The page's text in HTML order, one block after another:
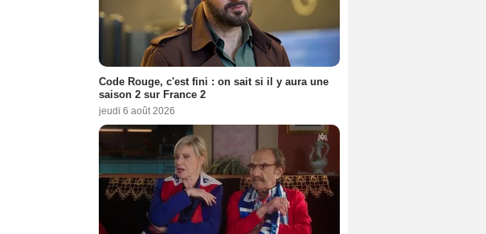
Code Rouge, c'est fini : on sait si il y aura une
saison 2 sur France 2
jeudi 6 août 2026